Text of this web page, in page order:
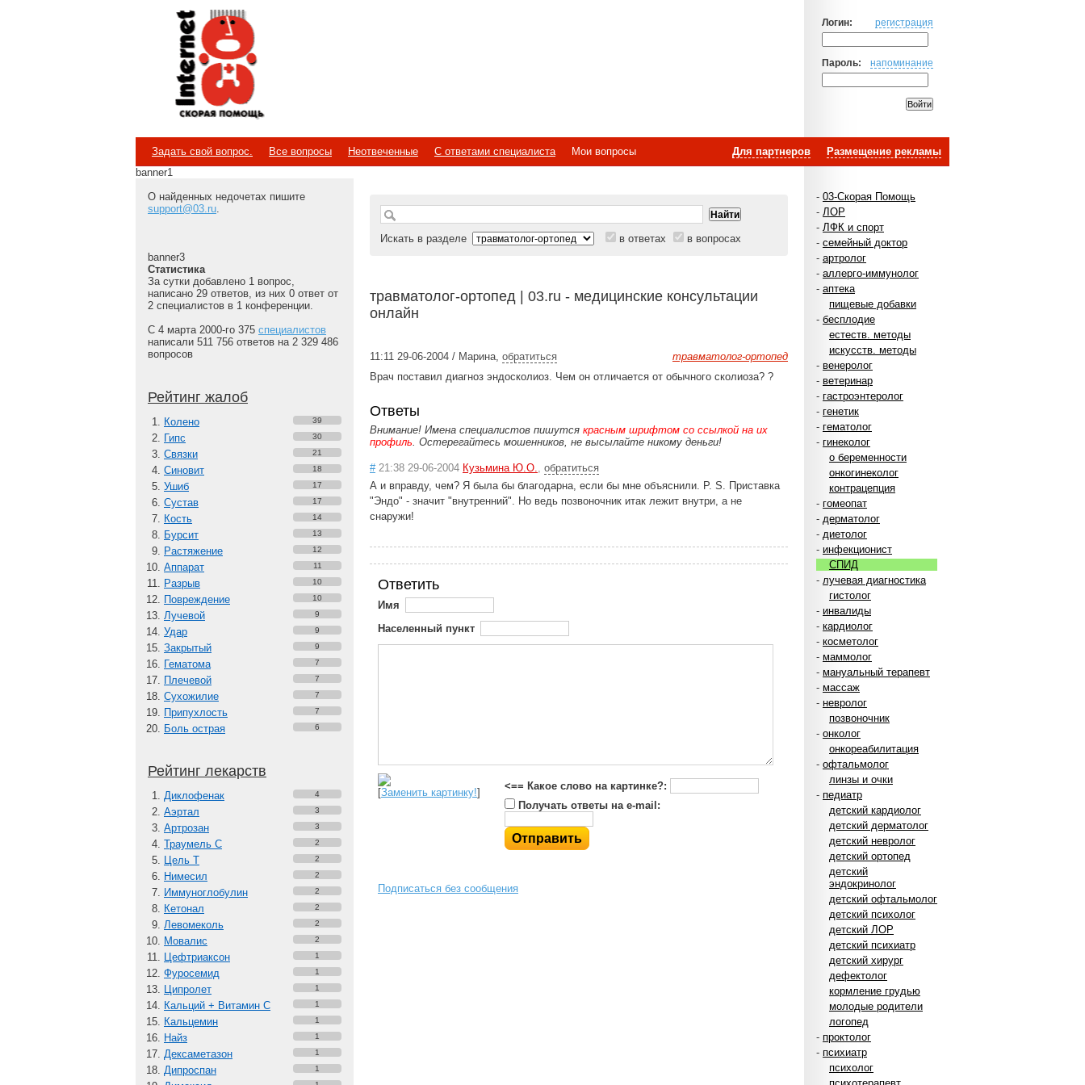
Логин: регистрация
Пароль: напоминание
Internet
Скорая помощь
Размещение рекламы
Для партнеров
Задать свой вопрос. Все вопросы Неотвеченные С ответами специалиста
Мои вопросы
banner1
- 03-Скорая Помощь
- ЛОР
- ЛФК и спорт
- семейный доктор
- артролог
- аллерго-иммунолог
- аптека
пищевые добавки
- бесплодие
естеств. методы
искусств. методы
- венеролог
- ветеринар
- гастроэнтеролог
- генетик
- гематолог
- гинеколог
о беременности
онкогинеколог
контрацепция
- гомеопат
- дерматолог
- диетолог
- инфекционист
СПИД
- лучевая диагностика
гистолог
- инвалиды
- кардиолог
- косметолог
- маммолог
- мануальный терапевт
- массаж
- невролог
позвоночник
- онколог
онкореабилитация
- офтальмолог
линзы и очки
- педиатр
детский кардиолог
детский дерматолог
детский невролог
детский ортопед
детский
эндокринолог
детский офтальмолог
детский психолог
детский ЛОР
детский психиатр
детский хирург
дефектолог
кормление грудью
молодые родители
логопед
- проктолог
- психиатр
психолог
О найденных недочетах пишите
support@03.ru.
banner3
Статистика
За сутки добавлено 1 вопрос,
написано 29 ответов, из них 0 ответ от
2 специалистов в 1 конференции.
С 4 марта 2000-го 375 специалистов
написали 511 756 ответов на 2 329 486
вопросов
Рейтинг жалоб
Колено 39
Гипс 30
Связки 21
Синовит 18
Ушиб 17
Сустав 17
Кость 14
Бурсит 13
Растяжение 12
Аппарат 11
Разрыв 10
Повреждение 10
Лучевой 9
Удар 9
Закрытый 9
Гематома 7
Плечевой 7
Сухожилие 7
Припухлость 7
Боль острая 6
Рейтинг лекарств
Диклофенак 4
Аэртал 3
Артрозан 3
Траумель С 2
Цель Т 2
Нимесил 2
Иммуноглобулин 2
Кетонал 2
Левомеколь 2
Мовалис 2
Цефтриаксон 1
Фуросемид 1
Ципролет 1
Кальций + Витамин C 1
Кальцемин 1
Найз 1
Дексаметазон 1
Дипроспан 1
Искать в разделе в ответах в вопросах
травматолог-ортопед | 03.ru - медицинские консультации
онлайн
травматолог-ортопед
11:11 29-06-2004 / Марина, обратиться
Врач поставил диагноз эндосколиоз. Чем он отличается от обычного сколиоза? ?
Ответы
Внимание! Имена специалистов пишутся красным шрифтом со ссылкой на их
профиль. Остерегайтесь мошенников, не высылайте никому деньги!
#21:38 29-06-2004 Кузьмина Ю.О., обратиться
А и вправду, чем? Я была бы благодарна, если бы мне объяснили. P. S. Приставка
"Эндо" - значит "внутренний". Но ведь позвоночник итак лежит внутри, а не
снаружи!
Ответить
Имя
Населенный пункт
[Заменить картинку!]
<== Какое слово на картинке?:
Получать ответы на e-mail:
Подписаться без сообщения